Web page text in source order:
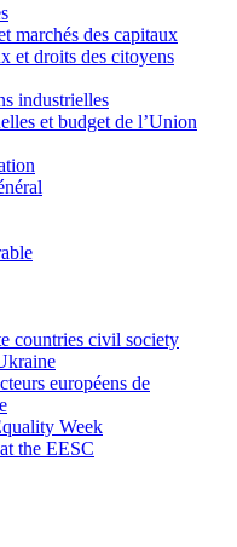
marchés des capitaux
et droits des citoyens
industrielles
et budget de l’Union
countries civil society
européens de
Week
the EESC